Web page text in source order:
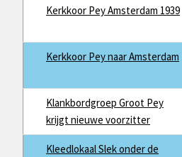
Kerkkoor Pey Amsterdam 1939
Kerkkoor Pey naar Amsterdam
Klankbordgroep Groot Pey
krijgt nieuwe voorzitter
Kleedlokaal Slek onder de